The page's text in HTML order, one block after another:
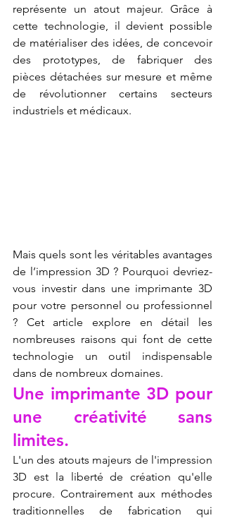
représente un atout majeur. Grâce à
cette technologie, il devient possible
de matérialiser des idées, de concevoir
des prototypes, de fabriquer des
pièces détachées sur mesure et même
de révolutionner certains secteurs
industriels et médicaux.
Mais quels sont les véritables avantages
de l’impression 3D ? Pourquoi devriez-
vous investir dans une imprimante 3D
pour votre personnel ou professionnel
? Cet article explore en détail les
nombreuses raisons qui font de cette
technologie un outil indispensable
dans de nombreux domaines.
Une imprimante 3D pour
une créativité sans
limites.
L'un des atouts majeurs de l'impression
3D est la liberté de création qu'elle
procure. Contrairement aux méthodes
traditionnelles de fabrication qui